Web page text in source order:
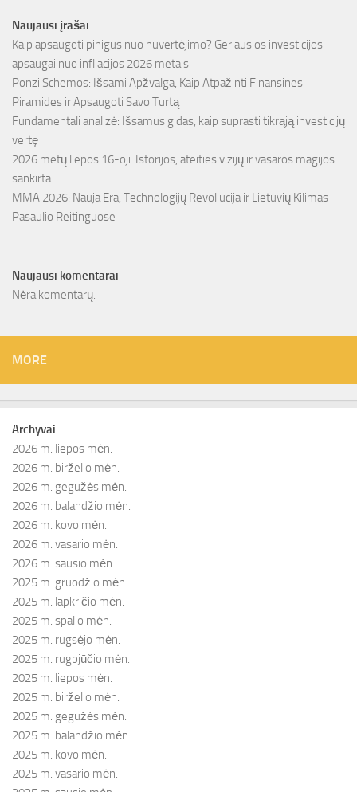
Naujausi įrašai
Kaip apsaugoti pinigus nuo nuvertėjimo? Geriausios investicijos
apsaugai nuo infliacijos 2026 metais
Ponzi Schemos: Išsami Apžvalga, Kaip Atpažinti Finansines
Piramides ir Apsaugoti Savo Turtą
Fundamentali analizė: Išsamus gidas, kaip suprasti tikrąją investicijų
vertę
2026 metų liepos 16-oji: Istorijos, ateities vizijų ir vasaros magijos
sankirta
MMA 2026: Nauja Era, Technologijų Revoliucija ir Lietuvių Kilimas
Pasaulio Reitinguose
Naujausi komentarai
Nėra komentarų.
MORE
Archyvai
2026 m. liepos mėn.
2026 m. birželio mėn.
2026 m. gegužės mėn.
2026 m. balandžio mėn.
2026 m. kovo mėn.
2026 m. vasario mėn.
2026 m. sausio mėn.
2025 m. gruodžio mėn.
2025 m. lapkričio mėn.
2025 m. spalio mėn.
2025 m. rugsėjo mėn.
2025 m. rugpjūčio mėn.
2025 m. liepos mėn.
2025 m. birželio mėn.
2025 m. gegužės mėn.
2025 m. balandžio mėn.
2025 m. kovo mėn.
2025 m. vasario mėn.